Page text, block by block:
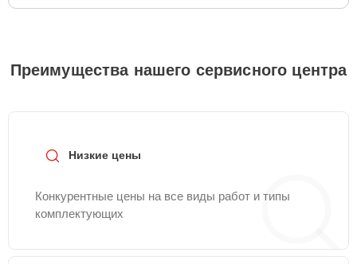
виды комплектующих могут различаться. Полную
службы заботы о клиентах. Для расчета итоговой
стоимости ремонта камеры видеонаблюдения
Преимущества нашего сервисного центра
Низкие цены
Конкурентные цены на все виды работ и типы
комплектующих